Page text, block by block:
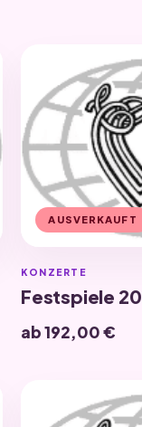
AUSVERKAUFT
KONZERTE
Festspiele
ab 192,00 €